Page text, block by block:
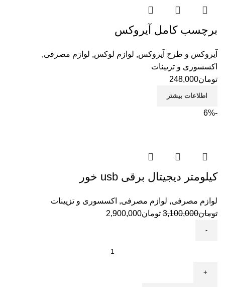
برچسب کامل آیروکس
آیروکس و طرح آیروکس, لوازم لوکس, لوازم مصرفی,
اکسسوری و تزیینات
تومان248,000
اطلاعات بیشتر
-6%
کیلومتر دیجیتال برقی usb خور
لوازم مصرفی, لوازم مصرفی, اکسسوری و تزیینات
تومان3,100,000 تومان2,900,000